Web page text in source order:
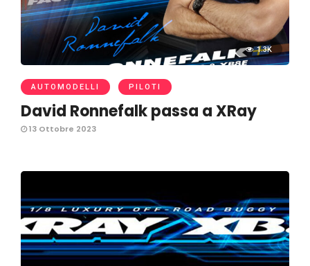
1.3K
AUTOMODELLI PILOTI
David Ronnefalk passa a XRay
13 Ottobre 2023